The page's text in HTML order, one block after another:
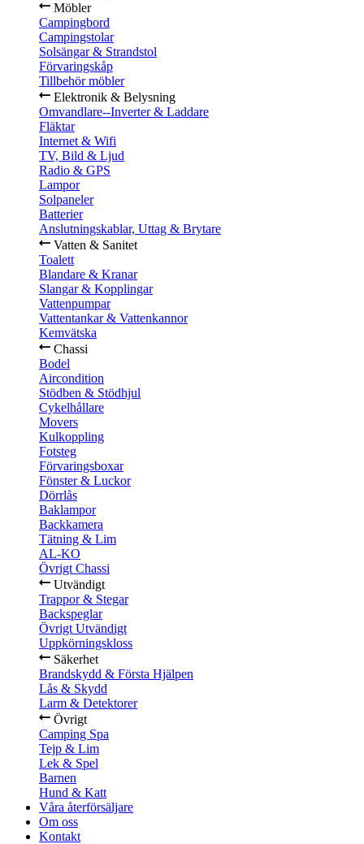
Möbler
Campingbord
Campingstolar
Solsängar & Strandstol
Förvaringskåp
Tillbehör möbler
Elektronik & Belysning
Omvandlare--Inverter & Laddare
Fläktar
Internet & Wifi
TV, Bild & Ljud
Radio & GPS
Lampor
Solpaneler
Batterier
Anslutningskablar, Uttag & Brytare
Vatten & Sanitet
Toalett
Blandare & Kranar
Slangar & Kopplingar
Vattenpumpar
Vattentankar & Vattenkannor
Kemvätska
Chassi
Bodel
Aircondition
Stödben & Stödhjul
Cykelhållare
Movers
Kulkoppling
Fotsteg
Förvaringsboxar
Fönster & Luckor
Dörrlås
Baklampor
Backkamera
Tätning & Lim
AL-KO
Övrigt Chassi
Utvändigt
Trappor & Stegar
Backspeglar
Övrigt Utvändigt
Uppkörningskloss
Säkerhet
Brandskydd & Första Hjälpen
Lås & Skydd
Larm & Detektorer
Övrigt
Camping Spa
Tejp & Lim
Lek & Spel
Barnen
Hund & Katt
Våra återförsäljare
Om oss
Kontakt